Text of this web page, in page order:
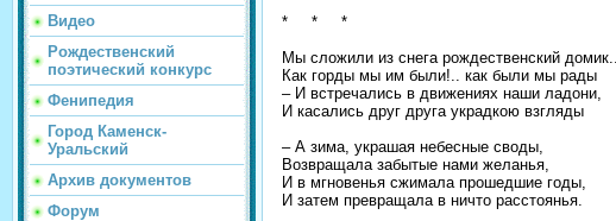
Видео
Рождественский
поэтический конкурс
Фенипедия
Город Каменск-
Уральский
Архив документов
Форум
* * *
Мы сложили из снега рождественский домик...
Как горды мы им были!.. как были мы рады
– И встречались в движениях наши ладони,
И касались друг друга украдкою взгляды
– А зима, украшая небесные своды,
Возвращала забытые нами желанья,
И в мгновенья сжимала прошедшие годы,
И затем превращала в ничто расстоянья.